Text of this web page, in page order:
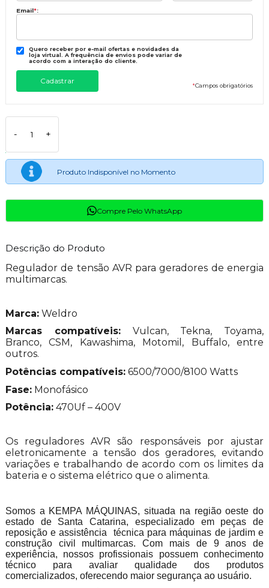
Email*:
Quero receber por e-mail ofertas e novidades da
loja virtual. A frequência de envios pode variar de
acordo com a interação do cliente.
*Campos obrigatórios
- +
Produto Indisponível no Momento
Compre Pelo WhatsApp
Descrição do Produto
Regulador de tensão AVR para geradores de energia
multimarcas.
Marca:Weldro
Marcas compatíveis:Vulcan, Tekna, Toyama,
Branco, CSM, Kawashima, Motomil, Buffalo, entre
outros.
Potências compatíveis:6500/7000/8100 Watts
Fase:Monofásico
Potência:470Uf – 400V
Os reguladores AVR são responsáveis por ajustar
eletronicamente a tensão dos geradores, evitando
variações e trabalhando de acordo com os limites da
bateria e o sistema elétrico que o alimenta.
Somos a KEMPA MÁQUINAS, situada na região oeste do
estado de Santa Catarina, especializado em peças de
reposição e assistência técnica para máquinas de jardim e
construção civil multimarcas. Com mais de 9 anos de
experiência, nossos profissionais possuem conhecimento
técnico para avaliar qualidade dos produtos
comercializados, oferecendo maior segurança ao usuário.